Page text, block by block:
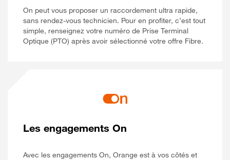
On peut vous proposer un raccordement ultra rapide,
sans rendez-vous technicien. Pour en profiter, c’est tout
simple, renseignez votre numéro de Prise Terminal
Optique (PTO) après avoir sélectionné votre offre Fibre.
Les engagements On
Avec les engagements On, Orange est à vos côtés et